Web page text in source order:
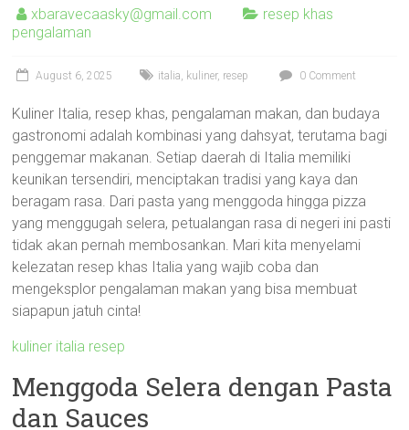
xbaravecaasky@gmail.com
resep khas
pengalaman
August 6, 2025 italia, kuliner, resep 0 Comment
Kuliner Italia, resep khas, pengalaman makan, dan budaya
gastronomi adalah kombinasi yang dahsyat, terutama bagi
penggemar makanan. Setiap daerah di Italia memiliki
keunikan tersendiri, menciptakan tradisi yang kaya dan
beragam rasa. Dari pasta yang menggoda hingga pizza
yang menggugah selera, petualangan rasa di negeri ini pasti
tidak akan pernah membosankan. Mari kita menyelami
kelezatan resep khas Italia yang wajib coba dan
mengeksplor pengalaman makan yang bisa membuat
siapapun jatuh cinta!
kuliner italia resep
Menggoda Selera dengan Pasta
dan Sauces